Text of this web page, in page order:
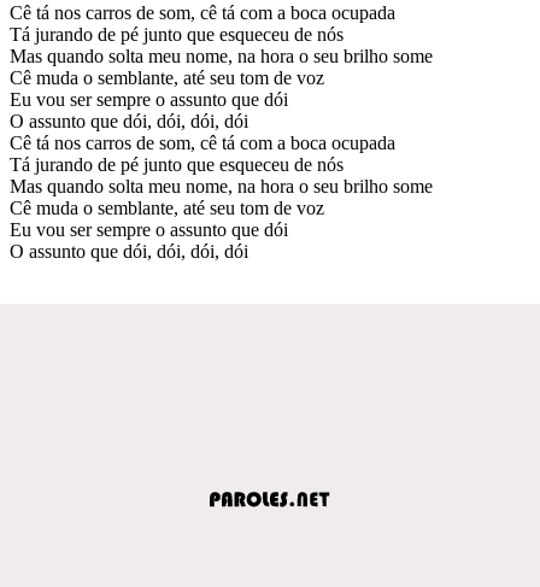
Cê tá nos carros de som, cê tá com a boca ocupada
Tá jurando de pé junto que esqueceu de nós
Mas quando solta meu nome, na hora o seu brilho some
Cê muda o semblante, até seu tom de voz
Eu vou ser sempre o assunto que dói
O assunto que dói, dói, dói, dói
Cê tá nos carros de som, cê tá com a boca ocupada
Tá jurando de pé junto que esqueceu de nós
Mas quando solta meu nome, na hora o seu brilho some
Cê muda o semblante, até seu tom de voz
Eu vou ser sempre o assunto que dói
O assunto que dói, dói, dói, dói